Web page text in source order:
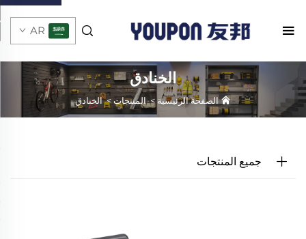
AR
الخنادق
الصفحة الرئيسية>المنتجات>الخنادق
جميع المنتجات